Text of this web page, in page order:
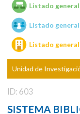
Unidades
Listado
Listado
Listado
Unidad de
ID: 603
SISTEMA